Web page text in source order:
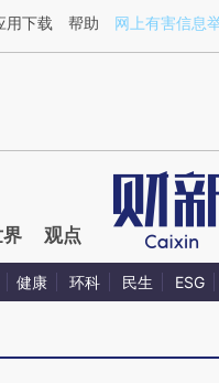
vaYvk7oo](https://
用下载 帮助 网上有害信息
观点
健康 环科 民生 ESG